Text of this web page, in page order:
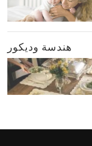
هندسة وديكور